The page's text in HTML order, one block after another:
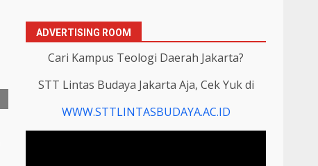
ADVERTISING ROOM
Cari Kampus Teologi Daerah Jakarta?
STT Lintas Budaya Jakarta Aja, Cek Yuk di
WWW.STTLINTASBUDAYA.AC.ID